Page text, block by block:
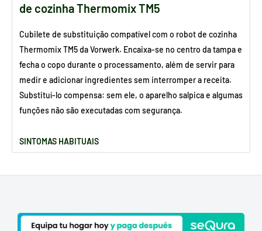
de cozinha Thermomix TM5
Cubilete de substituição compatível com o robot de cozinha
Thermomix TM5 da Vorwerk. Encaixa-se no centro da tampa e
fecha o copo durante o processamento, além de servir para
medir e adicionar ingredientes sem interromper a receita.
Substituí-lo compensa: sem ele, o aparelho salpica e algumas
funções não são executadas com segurança.
SINTOMAS HABITUAIS
O cubilete original foi perdido.